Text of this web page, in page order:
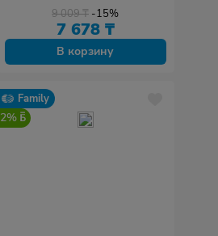
9 009₸ -15%
7 678 ₸
В корзину
Family
2%